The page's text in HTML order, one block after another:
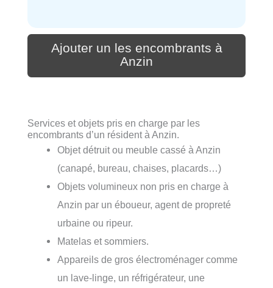
Ajouter un les encombrants à
Anzin
Services et objets pris en charge par les
encombrants d’un résident à Anzin.
Objet détruit ou meuble cassé à Anzin
(canapé, bureau, chaises, placards…)
Objets volumineux non pris en charge à
Anzin par un éboueur, agent de propreté
urbaine ou ripeur.
Matelas et sommiers.
Appareils de gros électroménager comme
un lave-linge, un réfrigérateur, une